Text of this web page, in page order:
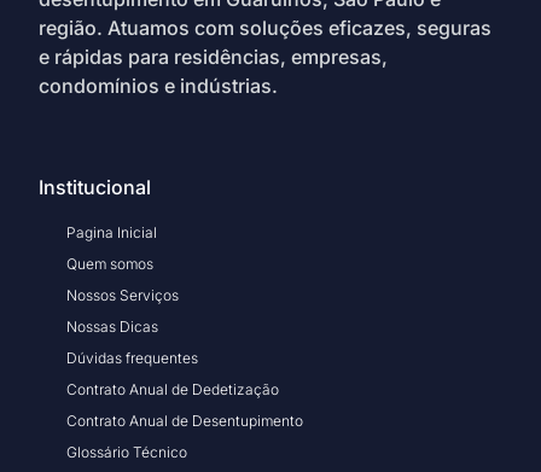
região. Atuamos com soluções eficazes, seguras
e rápidas para residências, empresas,
condomínios e indústrias.
Institucional
Pagina Inicial
Quem somos
Nossos Serviços
Nossas Dicas
Dúvidas frequentes
Contrato Anual de Dedetização
Contrato Anual de Desentupimento
Glossário Técnico